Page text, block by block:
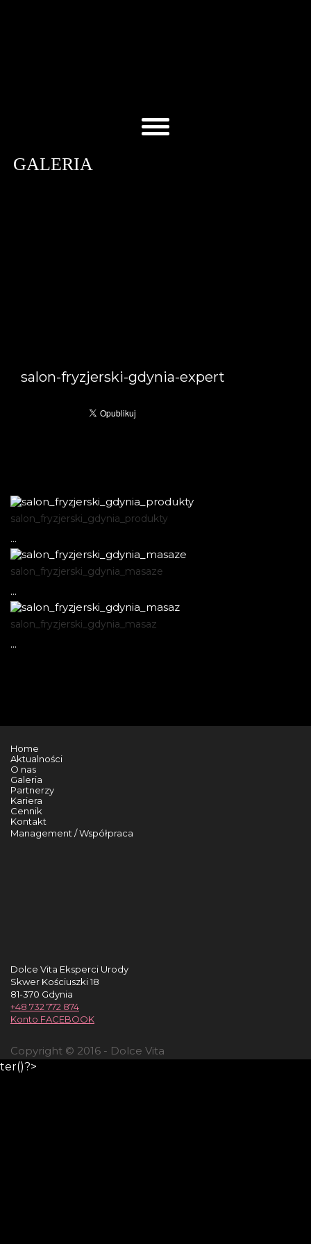
GALERIA
salon-fryzjerski-gdynia-expert
salon_fryzjerski_gdynia_produkty
...
salon_fryzjerski_gdynia_masaze
...
salon_fryzjerski_gdynia_masaz
...
Home
Aktualności
O nas
Galeria
Partnerzy
Kariera
Cennik
Kontakt
Management / Współpraca
Dolce Vita Eksperci Urody
Skwer Kościuszki 18
81-370 Gdynia
+48 732 772 874
Konto FACEBOOK
Copyright © 2016 - Dolce Vita
ter()?>